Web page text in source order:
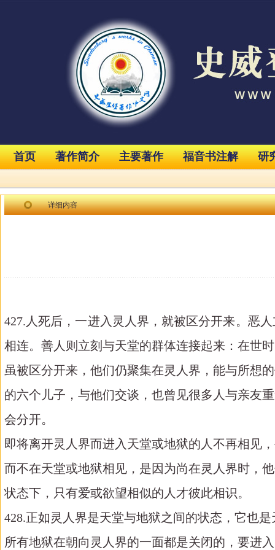
首页 著作简介 主要著作 福音书注解 研
详细内容
427.人死后，一进入灵人界，就被区分开来。恶
相连。善人则立刻与天堂的群体连接起来：在世
虽被区分开来，他们仍聚集在灵人界，能与所想
的六个儿子，与他们交谈，也曾见很多人与亲友
会分开。
即将离开灵人界而进入天堂或地狱的人不再相见
而不在天堂或地狱相见，是因为尚在灵人界时，
状态下，只有爱或欲望相似的人才彼此相识。
428.正如灵人界是天堂与地狱之间的状态，它也
所有地狱在朝向灵人界的一面都是关闭的，要进